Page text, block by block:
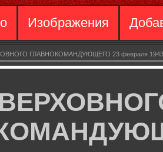
Изображения
ГЛАВНОКОМАНДУЮЩЕГО 23 февраля 1943